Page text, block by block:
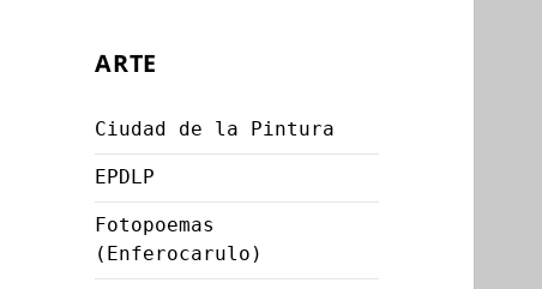
ARTE
Ciudad de la Pintura
EPDLP
Fotopoemas
(Enferocarulo)